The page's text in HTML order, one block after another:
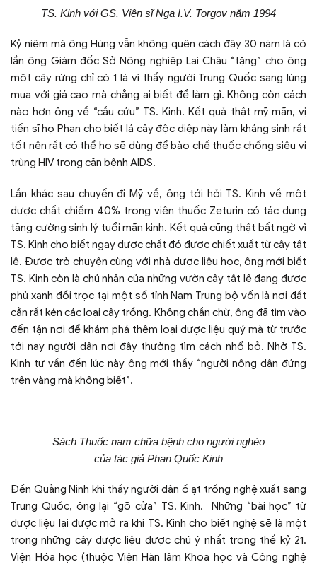
TS. Kinh với GS. Viện sĩ Nga I.V. Torgov năm 1994
Kỷ niệm mà ông Hùng vẫn không quên cách đây 30 năm là có
lần ông Giám đốc Sở Nông nghiệp Lai Châu “tặng” cho ông
một cây rừng chỉ có 1 lá vì thấy người Trung Quốc sang lùng
mua với giá cao mà chẳng ai biết để làm gì. Không còn cách
nào hơn ông về “cầu cứu” TS. Kinh. Kết quả thật mỹ mãn, vị
tiến sĩ họ Phan cho biết lá cây độc diệp này làm kháng sinh rất
tốt nên rất có thể họ sẽ dùng để bào chế thuốc chống siêu vi
trùng HIV trong căn bệnh AIDS.
Lần khác sau chuyến đi Mỹ về, ông tới hỏi TS. Kinh về một
dược chất chiếm 40% trong viên thuốc Zeturin có tác dụng
tăng cường sinh lý tuổi mãn kinh. Kết quả cũng thật bất ngờ vì
TS. Kinh cho biết ngay dược chất đó được chiết xuất từ cây tật
lê. Được trò chuyện cùng với nhà dược liệu học, ông mới biết
TS. Kinh còn là chủ nhân của những vườn cây tật lê đang được
phủ xanh đồi trọc tại một số tỉnh Nam Trung bộ vốn là nơi đất
cằn rất kén các loại cây trồng. Không chần chừ, ông đã tìm vào
đến tận nơi để khám phá thêm loại dược liệu quý mà từ trước
tới nay người dân nơi đây thường tìm cách nhổ bỏ. Nhờ TS.
Kinh tư vấn đến lúc này ông mới thấy “người nông dân đứng
trên vàng mà không biết”.
Sách Thuốc nam chữa bệnh cho người nghèo
của tác giả Phan Quốc Kinh
Đến Quảng Ninh khi thấy người dân ồ ạt trồng nghệ xuất sang
Trung Quốc, ông lại “gõ cửa” TS. Kinh. Những “bài học” từ
dược liệu lại được mở ra khi TS. Kinh cho biết nghệ sẽ là một
trong những cây dược liệu được chú ý nhất trong thế kỷ 21.
Viện Hóa học (thuộc Viện Hàn lâm Khoa học và Công nghệ